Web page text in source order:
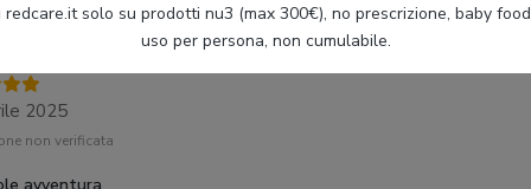
2025
non verificata
redcare.it solo su prodotti nu3 (max 300€), no prescrizione, baby
uso per persona, non cumulabile.